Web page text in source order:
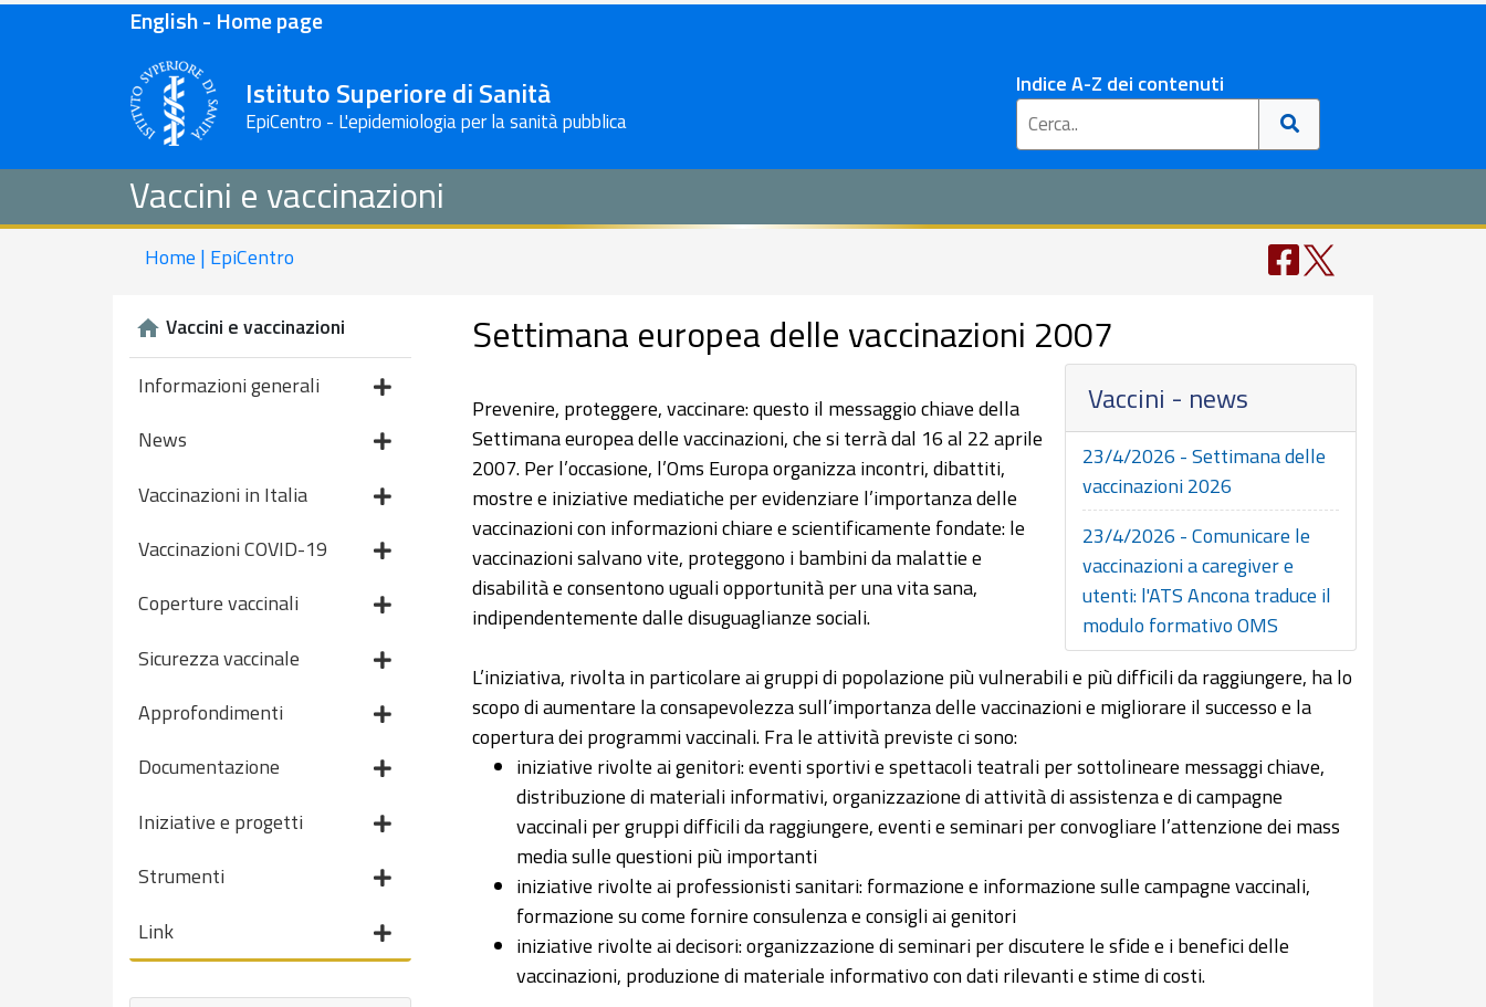
English - Home page
Istituto Superiore di Sanità
EpiCentro - L'epidemiologia per la sanità pubblica
Indice A-Z dei contenuti
Vaccini e vaccinazioni
Home | EpiCentro
Vaccini e vaccinazioni
Informazioni generali
News
Vaccinazioni in Italia
Vaccinazioni COVID-19
Coperture vaccinali
Sicurezza vaccinale
Approfondimenti
Documentazione
Iniziative e progetti
Strumenti
Link
Settimana europea delle vaccinazioni 2007
Vaccini - news
23/4/2026 - Settimana delle
vaccinazioni 2026
23/4/2026 - Comunicare le
vaccinazioni a caregiver e
utenti: l'ATS Ancona traduce il
modulo formativo OMS
Prevenire, proteggere, vaccinare: questo il messaggio chiave della
Settimana europea delle vaccinazioni, che si terrà dal 16 al 22 aprile
2007. Per l’occasione, l’Oms Europa organizza incontri, dibattiti,
mostre e iniziative mediatiche per evidenziare l’importanza delle
vaccinazioni con informazioni chiare e scientificamente fondate: le
vaccinazioni salvano vite, proteggono i bambini da malattie e
disabilità e consentono uguali opportunità per una vita sana,
indipendentemente dalle disuguaglianze sociali.
L’iniziativa, rivolta in particolare ai gruppi di popolazione più vulnerabili e più difficili da raggiungere, ha lo
scopo di aumentare la consapevolezza sull’importanza delle vaccinazioni e migliorare il successo e la
copertura dei programmi vaccinali. Fra le attività previste ci sono:
iniziative rivolte ai genitori: eventi sportivi e spettacoli teatrali per sottolineare messaggi chiave,
distribuzione di materiali informativi, organizzazione di attività di assistenza e di campagne
vaccinali per gruppi difficili da raggiungere, eventi e seminari per convogliare l’attenzione dei mass
media sulle questioni più importanti
iniziative rivolte ai professionisti sanitari: formazione e informazione sulle campagne vaccinali,
formazione su come fornire consulenza e consigli ai genitori
iniziative rivolte ai decisori: organizzazione di seminari per discutere le sfide e i benefici delle
vaccinazioni, produzione di materiale informativo con dati rilevanti e stime di costi.